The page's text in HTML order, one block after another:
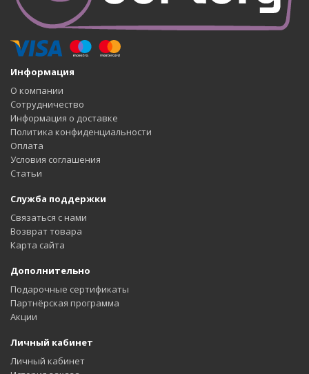
Информация
О компании
Сотрудничество
Информация о доставке
Политика конфиденциальности
Оплата
Условия соглашения
Статьи
Служба поддержки
Связаться с нами
Возврат товара
Карта сайта
Дополнительно
Подарочные сертификаты
Партнёрская программа
Акции
Личный кабинет
Личный кабинет